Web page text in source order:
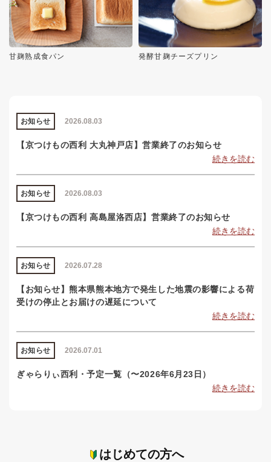
甘麹熟成食パン 発酵甘麹チーズプリン
2026.08.03
お知らせ
【京つけもの西利 大丸神戸店】営業終了のお知らせ
続きを読む
2026.08.03
お知らせ
【京つけもの西利 高島屋洛西店】営業終了のお知らせ
続きを読む
2026.07.28
お知らせ
【お知らせ】熊本県熊本地方で発生した地震の影響による荷
受けの停止とお届けの遅延について
続きを読む
2026.07.01
お知らせ
ぎゃらりぃ西利・予定一覧（〜2026年6月23日）
続きを読む
はじめての方へ